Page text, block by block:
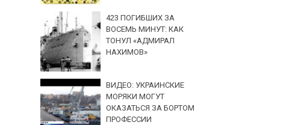
423 ПОГИБШИХ ЗА
ВОСЕМЬ МИНУТ: КАК
ТОНУЛ «АДМИРАЛ
НАХИМОВ»
ВИДЕО: УКРАИНСКИЕ
МОРЯКИ МОГУТ
ОКАЗАТЬСЯ ЗА БОРТОМ
ПРОФЕССИИ